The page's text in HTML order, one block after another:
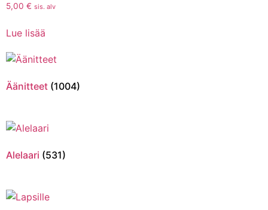
5,00 € sis. alv
Lue lisää
Äänitteet (1004)
Alelaari (531)